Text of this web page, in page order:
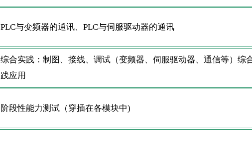
PLC与变频器的通讯、PLC与伺服驱动器的通讯
综合实践：制图、接线、调试（变频器、伺服驱动器、通信等）综
践应用
阶段性能力测试（穿插在各模块中)